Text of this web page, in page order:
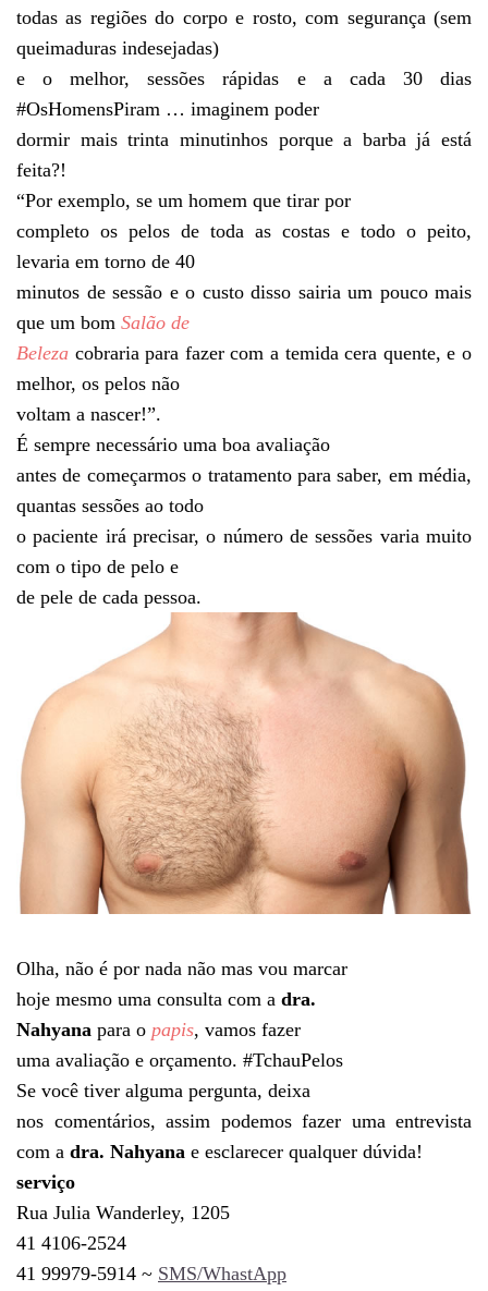
todas as regiões do corpo e rosto, com segurança (sem
queimaduras indesejadas)
e o melhor, sessões rápidas e a cada 30 dias
#OsHomensPiram … imaginem poder
dormir mais trinta minutinhos porque a barba já está
feita?!
“Por exemplo, se um homem que tirar por
completo os pelos de toda as costas e todo o peito,
levaria em torno de 40
minutos de sessão e o custo disso sairia um pouco mais
que um bom Salão de
Beleza cobraria para fazer com a temida cera quente, e o
melhor, os pelos não
voltam a nascer!”.
É sempre necessário uma boa avaliação
antes de começarmos o tratamento para saber, em média,
quantas sessões ao todo
o paciente irá precisar, o número de sessões varia muito
com o tipo de pelo e
de pele de cada pessoa.
Olha, não é por nada não mas vou marcar
hoje mesmo uma consulta com a dra.
Nahyana para o papis, vamos fazer
uma avaliação e orçamento. #TchauPelos
Se você tiver alguma pergunta, deixa
nos comentários, assim podemos fazer uma entrevista
com a dra. Nahyana e esclarecer qualquer dúvida!
serviço
Rua Julia Wanderley, 1205
41 4106-2524
41 99979-5914 ~ SMS/WhastApp